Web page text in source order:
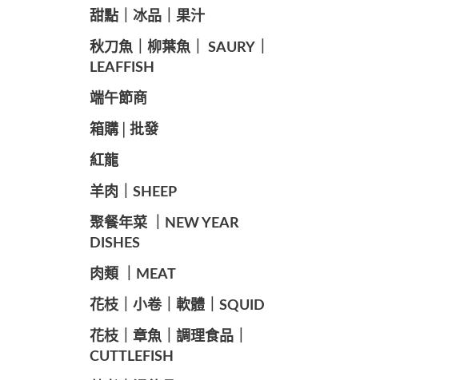
️甜點｜冰品｜果汁
️秋刀魚｜柳葉魚｜ SAURY｜
LEAFFISH
️端午節商️
️箱購│批發
紅龍
羊肉｜SHEEP
️聚餐年菜 ｜NEW YEAR
DISHES
肉類 ｜MEAT
️花枝｜小卷｜軟體｜SQUID
花枝｜章魚｜調理食品｜
CUTTLEFISH